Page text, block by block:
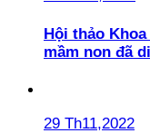
Hội thảo
mầm non đã
29 Th11,2022